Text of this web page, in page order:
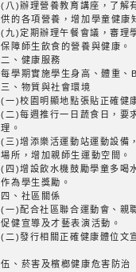
(八)辦理營養教育講座，了解
供的各項營養，增加學童健康
(九)定期辦理午餐會議，審理
保障師生飲食的營養與健康。
二、健康服務
每學期實施學生身高、體重、
三、物質與社會環境
(一)校園明顯地點張貼正確健
(二)每週推行一日蔬食日，要
理。
(三)增添樂活運動站運動設備
場所，增加親師生運動空間。
(四)增設飲水機鼓勵學童多喝
作為學生獎勵。
四、社區關係
(一)配合社區聯合運動會、親
促健宣導及才藝表演活動。
(二)發行相關正確健康體位文
伍、菸害及檳榔健康危害防治